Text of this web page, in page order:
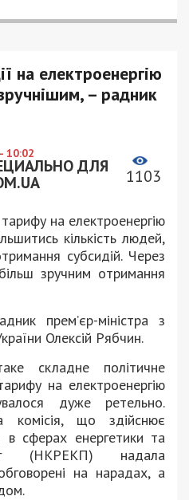
на електроенергію
– радник
10:02
ДЛЯ
1103
на електроенергію
кількість людей,
субсидій. Через
зручним отримання
прем’єр-міністра з
Олексій Рябчин.
складне політичне
на електроенергію
дуже ретельно.
комісія, що здійснює
в сферах енергетики та
(НКРЕКП) надала
на нарадах, а